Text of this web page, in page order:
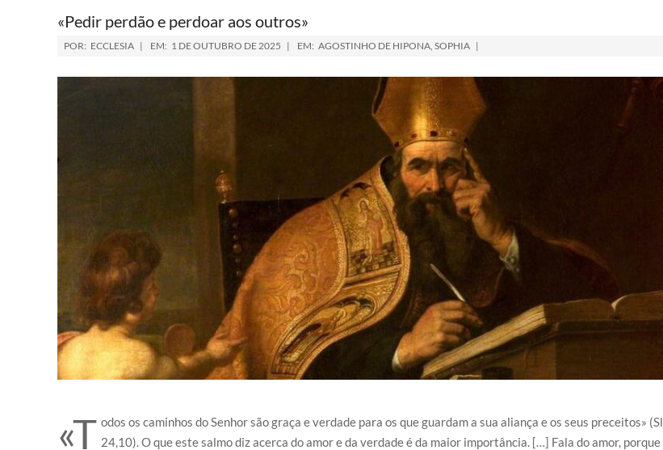
«Pedir perdão e perdoar aos outros»
POR: ECCLESIA EM: 1 DE OUTUBRO DE 2025 EM: AGOSTINHO DE HIPONA, SOPHIA
«T odos os caminhos do Senhor são graça e verdade para os que guardam a sua aliança e os seus preceitos» (Sl
24,10). O que este salmo diz acerca do amor e da verdade é da maior importância. […] Fala do amor, porque